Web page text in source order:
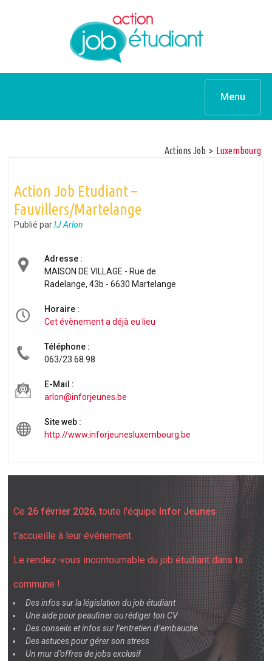
Menu
Actions Job > luxembourg
Action Job Etudiant –
Fauvillers/Martelange
Publié par IJ Arlon
Adresse :
MAISON DE VILLAGE - Rue de
Radelange, 43b - 6630 Martelange
Horaire :
Cet évènement a déjà eu lieu
Téléphone :
063/23.68.98
E-Mail :
arlon@inforjeunes.be
Site web :
http://www.inforjeunesluxembourg.be
Ce 26 février 2026, toute l'équipe Infor Jeunes
t'accueille à leur événement.
Le rendez-vous incontournable du job étudiant dans ta
commune !
Des infos sur la législation du job étudiant
Une aide pour peaufiner ou rédiger ton CV
Des conseils et infos sur l’entretien d’embauche
Des astuces pour gérer son stress
Un mur d’offres de jobs exclusif